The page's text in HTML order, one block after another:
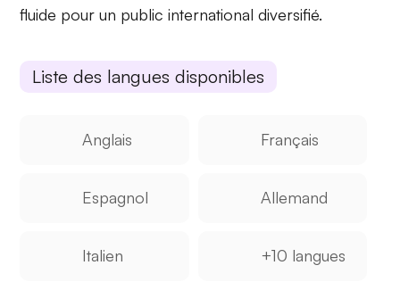
fluide pour un public international diversifié.
Liste des langues disponibles
Anglais Français
Espagnol Allemand
Italien +10 langues